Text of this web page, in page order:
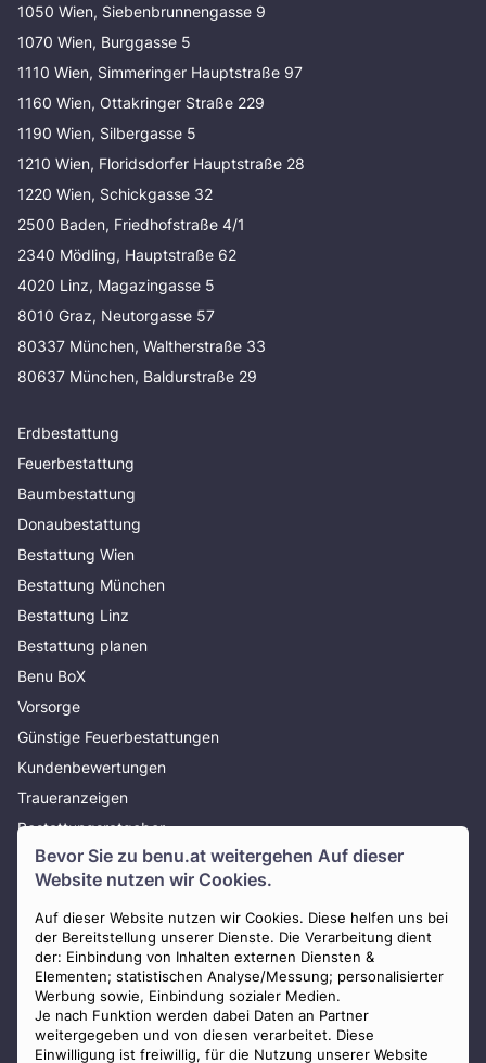
Bevor Sie zu benu.at weitergehen Auf dieser
Website nutzen wir Cookies.
Auf dieser Website nutzen wir Cookies. Diese helfen uns bei
der Bereitstellung unserer Dienste. Die Verarbeitung dient
der: Einbindung von Inhalten externen Diensten &
Elementen; statistischen Analyse/Messung; personalisierter
Werbung sowie, Einbindung sozialer Medien.
Je nach Funktion werden dabei Daten an Partner
weitergegeben und von diesen verarbeitet. Diese
Einwilligung ist freiwillig, für die Nutzung unserer Website
1050 Wien, Siebenbrunnengasse 9
1070 Wien, Burggasse 5
1110 Wien, Simmeringer Hauptstraße 97
1160 Wien, Ottakringer Straße 229
1190 Wien, Silbergasse 5
1210 Wien, Floridsdorfer Hauptstraße 28
1220 Wien, Schickgasse 32
2500 Baden, Friedhofstraße 4/1
2340 Mödling, Hauptstraße 62
4020 Linz, Magazingasse 5
8010 Graz, Neutorgasse 57
80337 München, Waltherstraße 33
80637 München, Baldurstraße 29
Erdbestattung
Feuerbestattung
Baumbestattung
Donaubestattung
Bestattung Wien
Bestattung München
Bestattung Linz
Bestattung planen
Benu BoX
Vorsorge
Günstige Feuerbestattungen
Kundenbewertungen
Traueranzeigen
Bestattungsratgeber
Über uns
Presse
AGB
Impressum
Datenschutz
Widerrufsbelehrung
Zahlungsmöglichkeiten